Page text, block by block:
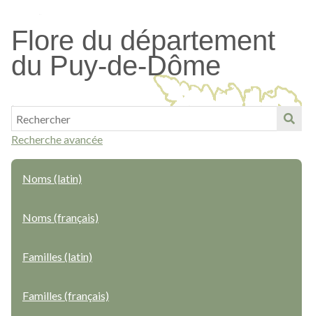
contenu
principal
Flore du département
du Puy-de-Dôme
Recherche avancée
Noms (latin)
Noms (français)
Familles (latin)
Familles (français)